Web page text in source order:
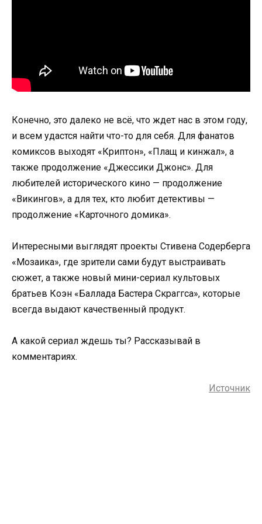
Конечно, это далеко не всё, что ждет нас в этом году,
и всем удастся найти что-то для себя. Для фанатов
комиксов выходят «Криптон», «Плащ и кинжал», а
также продолжение «Джессики Джонс». Для
любителей исторического кино — продолжение
«Викингов», а для тех, кто любит детективы —
продолжение «Карточного домика».
Интересными выглядят проекты Стивена Содерберга
«Мозаика», где зрители сами будут выстраивать
сюжет, а также новый мини-сериал культовых
братьев Коэн «Баллада Бастера Скраггса», которые
всегда выдают качественный продукт.
А какой сериал ждешь ты? Рассказывай в
комментариях.
Источник